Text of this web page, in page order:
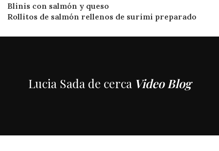
Blinis con salmón y queso
Rollitos de salmón rellenos de surimi preparado
Lucia Sada de cercaVideo Blog